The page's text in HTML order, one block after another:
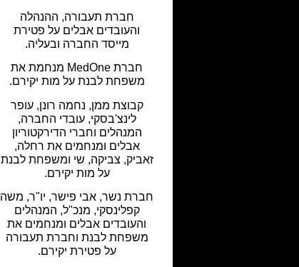
חברת תעבורה, ההנהלה
והעובדים אבלים על פטירת
מייסד החברה ובעליה.
חברת MedOne מנחמת את
משפחת לבנת על מות יקירם.
קבוצת ממן, נחמה רונן, עופר
לינצ'בסקי, עובדי החברה,
המנהלים וחברי הדירקטוריון
אבלים ומנחמים את רחלה,
זאביק, צביקה, שי ומשפחת לבנת
על מות יקירם.
חברת נשר, אבי פישר, יו"ר, משה
קפלינסקי, מנכ"ל, המנהלים
והעובדים אבלים ומנחמים את
משפחת לבנת וחברת תעבורה
על פטירת יקירם.